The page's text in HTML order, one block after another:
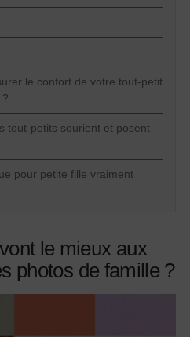
le confort de votre tout-petit
tout-petits sourient et posent
pour petite fille vraiment
le mieux aux
photos de famille ?